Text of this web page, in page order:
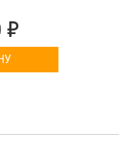
е